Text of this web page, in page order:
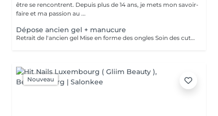
être se rencontrent. Depuis plus de 14 ans, je mets mon savoir-
faire et ma passion au ...
Dépose ancien gel + manucure
Retrait de l'ancien gel Mise en forme des ongles Soin des cuticules Manucure russe et hydratation des mains.
Nouveau